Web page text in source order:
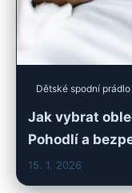
Dětské spodní prádlo
Jak vybrat
Pohodlí a
15. 1. 2026